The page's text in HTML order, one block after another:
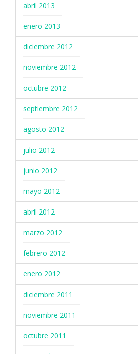
abril 2013
enero 2013
diciembre 2012
noviembre 2012
octubre 2012
septiembre 2012
agosto 2012
julio 2012
junio 2012
mayo 2012
abril 2012
marzo 2012
febrero 2012
enero 2012
diciembre 2011
noviembre 2011
octubre 2011